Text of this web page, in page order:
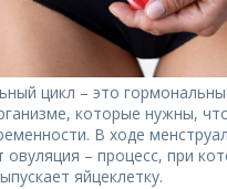
цикл – это
которые нужны,
В ходе
овуляция – процесс, при
яйцеклетку.